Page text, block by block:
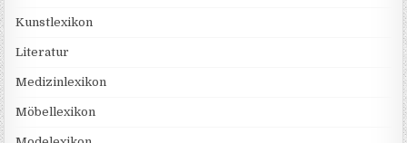
Kunstlexikon
Literatur
Medizinlexikon
Möbellexikon